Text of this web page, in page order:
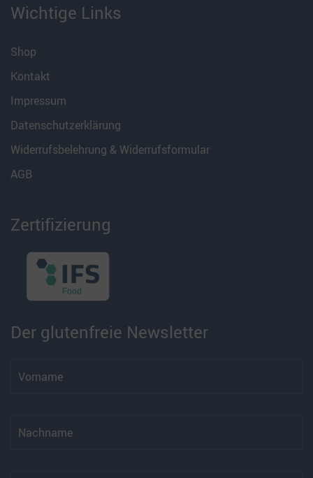
Wichtige Links
Shop
Kontakt
Impressum
Datenschutzerklärung
Widerrufsbelehrung & Widerrufsformular
AGB
Zertifizierung
Der glutenfreie Newsletter